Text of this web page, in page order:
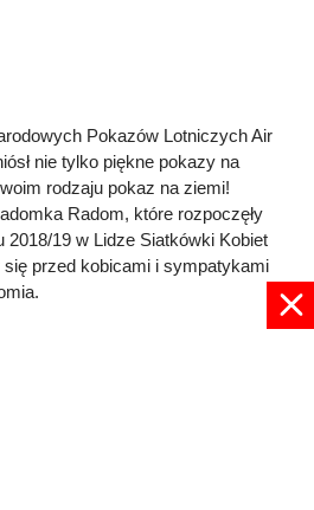
Pokazów Lotniczych Air
nie tylko piękne pokazy na
rodzaju pokaz na ziemi!
Radom, które rozpoczęły
2018/19 w Lidze Siatkówki Kobiet
się przed kobicami i sympatykami